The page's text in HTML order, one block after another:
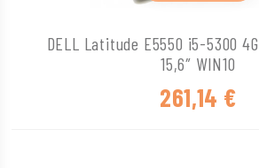
DELL Latitude E5550 i5-5300
15,6″ WIN10
261,14 €